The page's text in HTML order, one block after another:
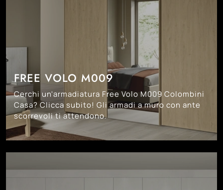
FREE VOLO M009
Cerchi un'armadiatura Free Volo M009 Colombini
Casa? Clicca subito! Gli armadi a muro con ante
scorrevoli ti attendono.